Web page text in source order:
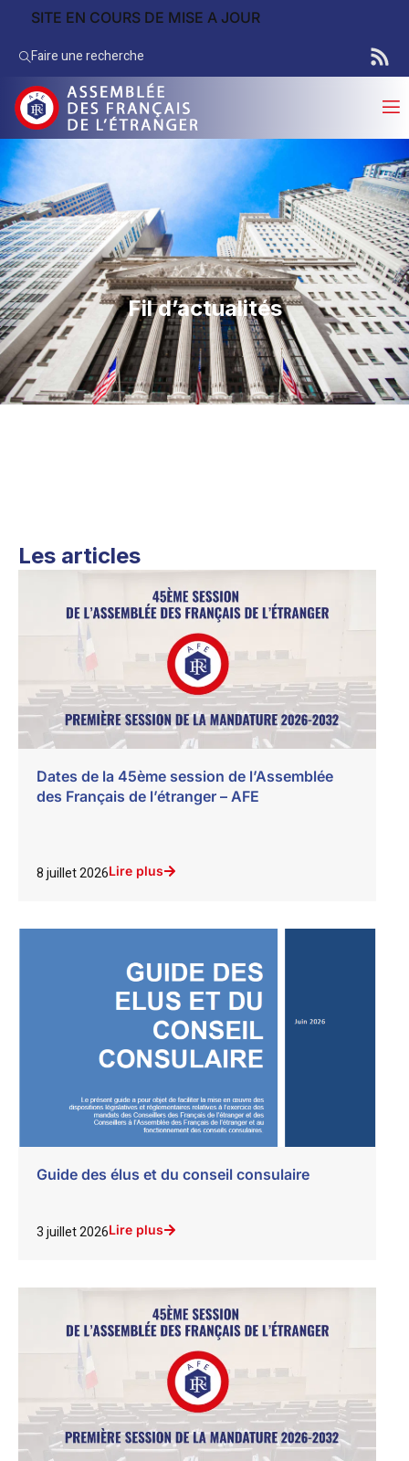
SITE EN COURS DE MISE A JOUR
Faire une recherche
fil d’actualités
Les articles
Dates de la 45ème session de l’Assemblée
des Français de l’étranger – AFE
8 juillet 2026Lire plus
Guide des élus et du conseil consulaire
3 juillet 2026Lire plus